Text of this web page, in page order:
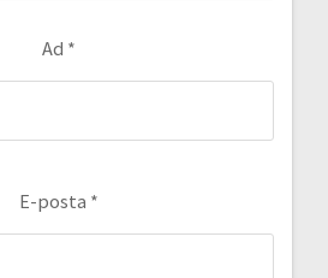
Ad *
E-posta *